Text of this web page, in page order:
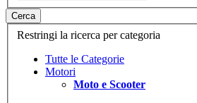
Cerca
Restringi la ricerca per categoria
Tutte le Categorie
Motori
Moto e Scooter